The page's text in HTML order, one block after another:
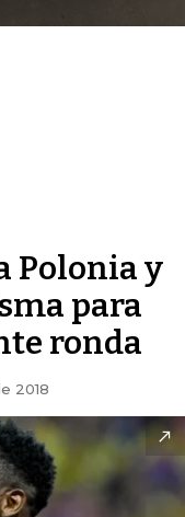
Polonia y
para
ronda
2018